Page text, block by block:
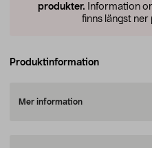
produkter. Information
finns längst ner
Produktinformation
Mer information